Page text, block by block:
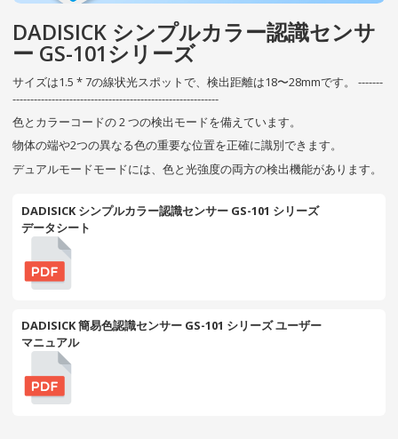
DADISICK シンプルカラー認識センサ
ー GS-101シリーズ
サイズは1.5 * 7の線状光スポットで、検出距離は18〜28mmです。 -------
----------------------------------------------------------
色とカラーコードの 2 つの検出モードを備えています。
物体の端や2つの異なる色の重要な位置を正確に識別できます。
デュアルモードモードには、色と光強度の両方の検出機能があります。
DADISICK シンプルカラー認識センサー GS-101 シリーズ
データシート
DADISICK 簡易色認識センサー GS-101 シリーズ ユーザー
マニュアル